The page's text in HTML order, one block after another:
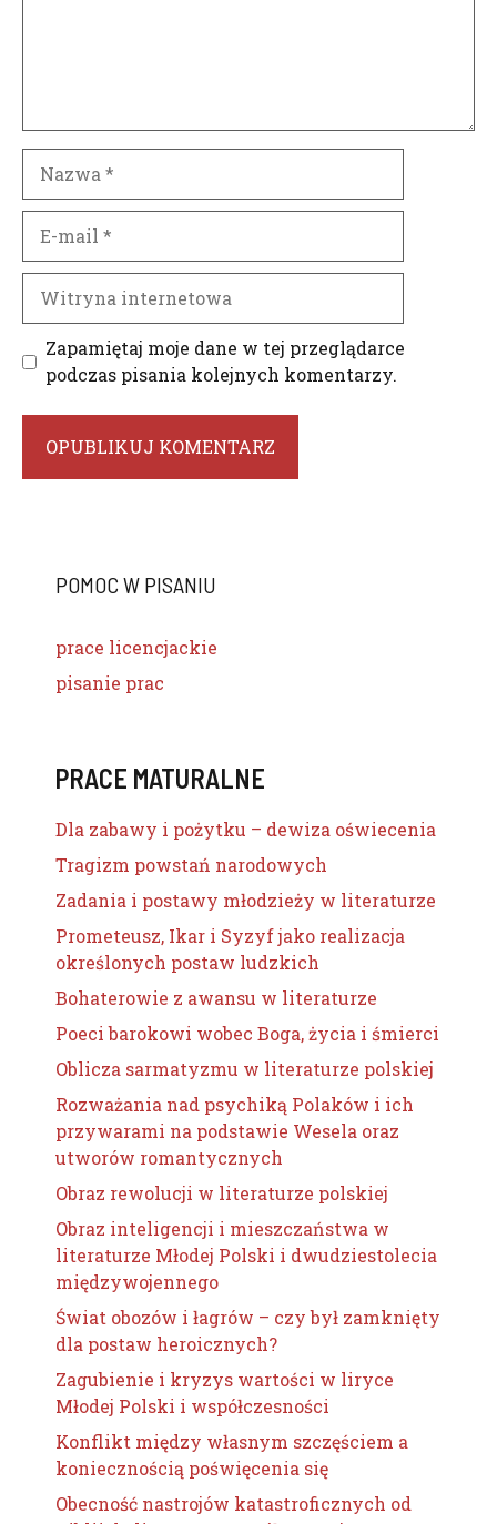
mail
internetowa
Zapamiętaj moje dane w tej przeglądarce
podczas pisania kolejnych komentarzy.
POMOC W PISANIU
prace licencjackie
pisanie prac
PRACE MATURALNE
Dla zabawy i pożytku – dewiza oświecenia
Tragizm powstań narodowych
Zadania i postawy młodzieży w literaturze
Prometeusz, Ikar i Syzyf jako realizacja
określonych postaw ludzkich
Bohaterowie z awansu w literaturze
Poeci barokowi wobec Boga, życia i śmierci
Oblicza sarmatyzmu w literaturze polskiej
Rozważania nad psychiką Polaków i ich
przywarami na podstawie Wesela oraz
utworów romantycznych
Obraz rewolucji w literaturze polskiej
Obraz inteligencji i mieszczaństwa w
literaturze Młodej Polski i dwudziestolecia
międzywojennego
Świat obozów i łagrów – czy był zamknięty
dla postaw heroicznych?
Zagubienie i kryzys wartości w liryce
Młodej Polski i współczesności
Konflikt między własnym szczęściem a
koniecznością poświęcenia się
Obecność nastrojów katastroficznych od